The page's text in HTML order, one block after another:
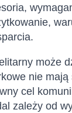
może
nie mają
cel
zależy od